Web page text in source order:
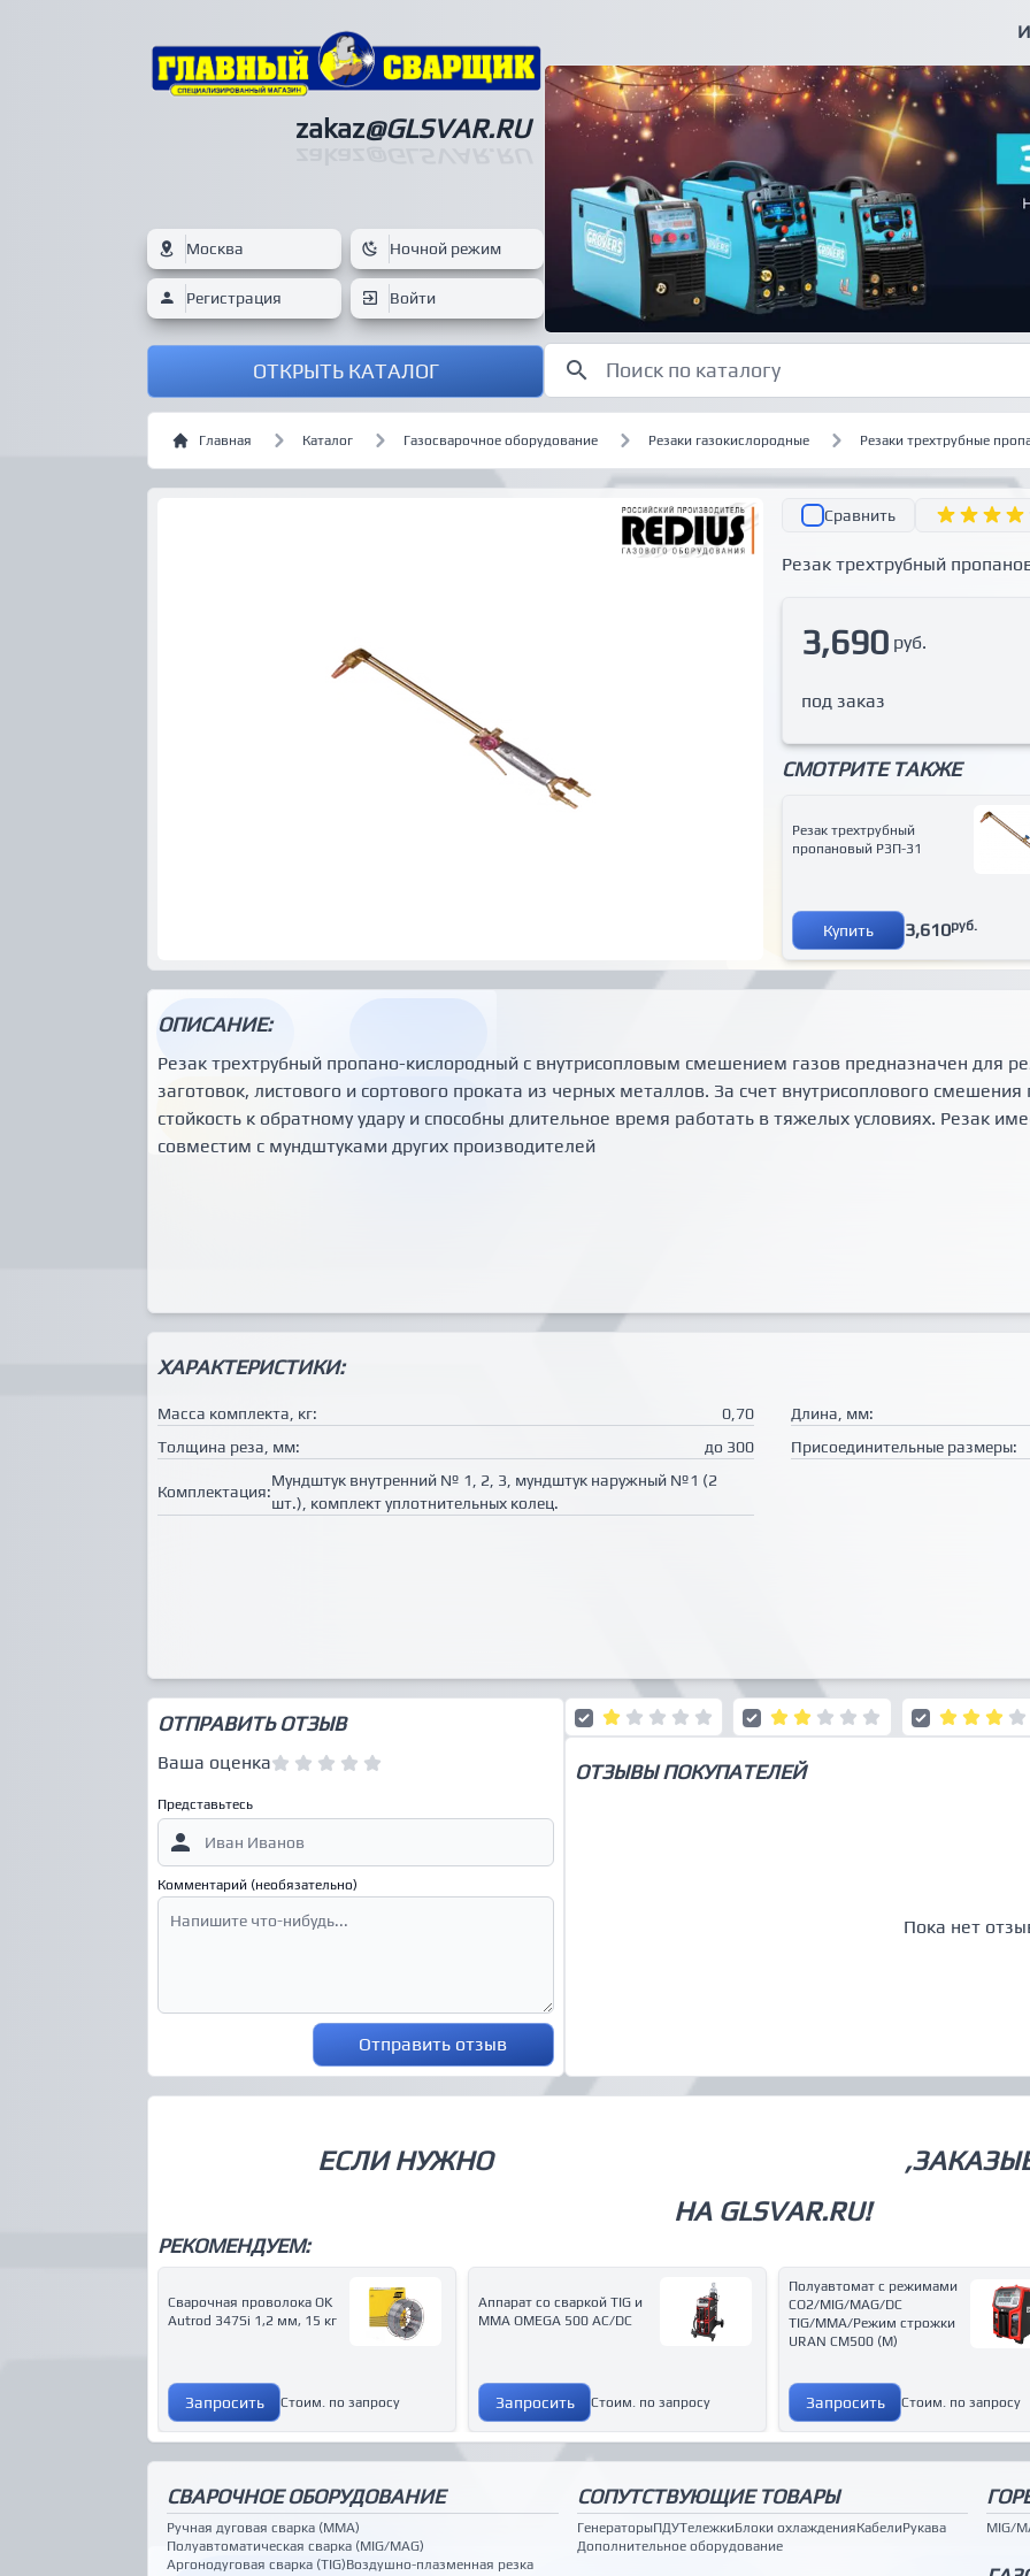
zakaz@GLSVAR.RU
Москва Ночной режим
Регистрация Войти
ОТКРЫТЬ КАТАЛОГ
Главная Каталог Газосварочное оборудование Резаки газокислородные Резаки трехтрубные
Сравнить
Резак трехтрубный
3,690 руб.
под заказ
СМОТРИТЕ ТАКЖЕ
Резак трехтрубный
пропановый Р3П-31
Купить 3,610руб.
ОПИСАНИЕ:
Резак трехтрубный пропано-кислородный с внутрисопловым смешением газов предназначен для
заготовок, листового и сортового проката из черных металлов. За счет внутрисоплового
стойкость к обратному удару и способны длительное время работать в тяжелых условиях. Резак
совместим с мундштуками других производителей
ХАРАКТЕРИСТИКИ:
Масса комплекта, кг: 0,70
Длина, мм:
Толщина реза, мм:
до 300 Присоединительные размеры:
Комплектация:
Мундштук внутренний № 1, 2, 3, мундштук наружный №1 (2
шт.), комплект уплотнительных колец.
ОТПРАВИТЬ ОТЗЫВ
Ваша оценка
Представьтесь
Комментарий (необязательно)
Отправить отзыв
ОТЗЫВЫ ПОКУПАТЕЛЕЙ
Пока нет
ЕСЛИ НУЖНО
НА GLSVAR.RU!
РЕКОМЕНДУЕМ:
Сварочная проволока OK
Autrod 347Si 1,2 мм, 15 кг
Запросить Стоим. по запросу
Аппарат со сваркой ТIG и
MMA OMEGA 500 AC/DC
Запросить Стоим. по запросу
Полуавтомат с режимами
CO2/MIG/MAG/DC
TIG/MMA/Режим строжки
URAN CM500 (M)
Запросить Стоим. по запросу
СВАРОЧНОЕ ОБОРУДОВАНИЕ
Ручная дуговая сварка (MMA)
Полуавтоматическая сварка (MIG/MAG)
Аргонодуговая сварка (TIG)Воздушно-плазменная резка
СОПУТСТВУЮЩИЕ ТОВАРЫ
ГенераторыПДУТележкиБлоки охлажденияКабелиРукава
Дополнительное оборудование
MIG/